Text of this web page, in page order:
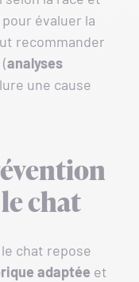
évaluer la
recommander
analyses
une cause
chat
chat repose
adaptée et